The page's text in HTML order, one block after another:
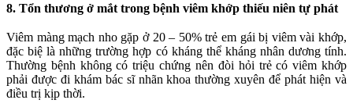
8. Tổn thương ở mắt trong bệnh viêm khớp thiếu niên tự phát
Viêm màng mạch nho gặp ở 20 – 50% trẻ em gái bị viêm vài khớp,
đặc biệ là những trường hợp có kháng thể kháng nhân dương tính.
Thường bệnh không có triệu chứng nên đòi hỏi trẻ có viêm khớp
phải được đi khám bác sĩ nhãn khoa thường xuyên để phát hiện và
điều trị kịp thời.